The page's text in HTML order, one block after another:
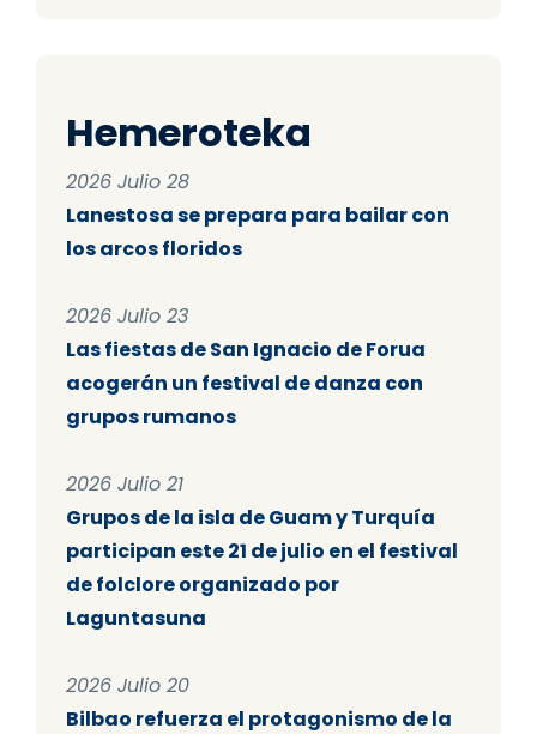
Hemeroteka
2026 Julio 28
Lanestosa se prepara para bailar con
los arcos floridos
2026 Julio 23
Las fiestas de San Ignacio de Forua
acogerán un festival de danza con
grupos rumanos
2026 Julio 21
Grupos de la isla de Guam y Turquía
participan este 21 de julio en el festival
de folclore organizado por
Laguntasuna
2026 Julio 20
Bilbao refuerza el protagonismo de la